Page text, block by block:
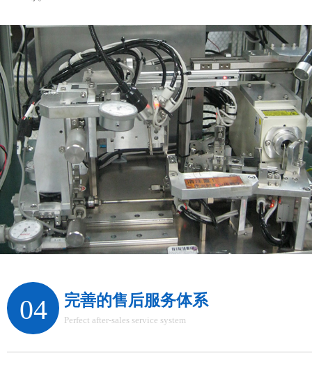
04 完善的售后服务体系
Perfect after-sales service system